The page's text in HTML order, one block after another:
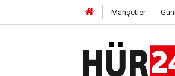
Manşetler